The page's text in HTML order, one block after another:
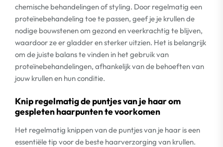
chemische behandelingen of styling. Door regelmatig een
proteïnebehandeling toe te passen, geef je je krullen de
nodige bouwstenen om gezond en veerkrachtig te blijven,
waardoor ze er gladder en sterker uitzien. Het is belangrijk
om de juiste balans te vinden in het gebruik van
proteïnebehandelingen, afhankelijk van de behoeften van
jouw krullen en hun conditie.
Knip regelmatig de puntjes van je haar om
gespleten haarpunten te voorkomen
Het regelmatig knippen van de puntjes van je haar is een
essentiële tip voor de beste haarverzorging van krullen.